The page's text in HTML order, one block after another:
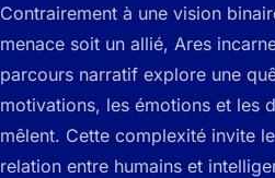
Contrairement à une vision
menace soit un allié, Ares
parcours narratif explore une
motivations, les émotions et les
mêlent. Cette complexité invite
relation entre humains et